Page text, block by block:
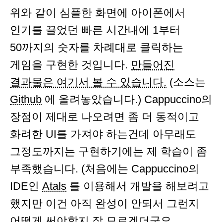
위와 같이 심플한 화면에 아이폰에서
인기를 끌었던 빠른 시간내에 1부터
50까지의 숫자를 차례대로 클릭하는
게임을 구현한 것입니다. 만들어진
결과물은 여기서 볼 수 있습니다. (소스는
Github 에 올려놓았습니다.) Cappuccino의
장점이 제대로 나오려면 좀 더 동적이고
화려한 UI를 가져야 하는건데 아무래도
그정도까지는 구현하기에는 제 학습이 좀
부족했습니다. (처음에는 Cappuccino의
IDE인 Atals 를 이용해서 개발을 해보려고
했지만 이건 아직 완성이 안되서 그런지